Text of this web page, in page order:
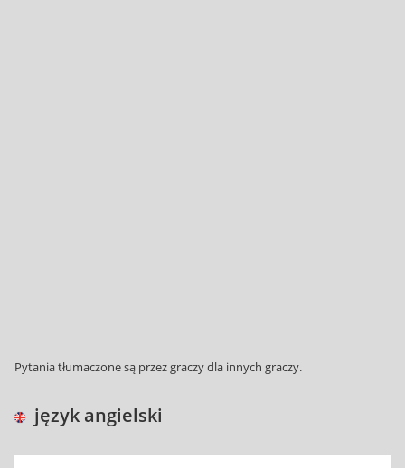
Pytania tłumaczone są przez graczy dla innych graczy.
język angielski